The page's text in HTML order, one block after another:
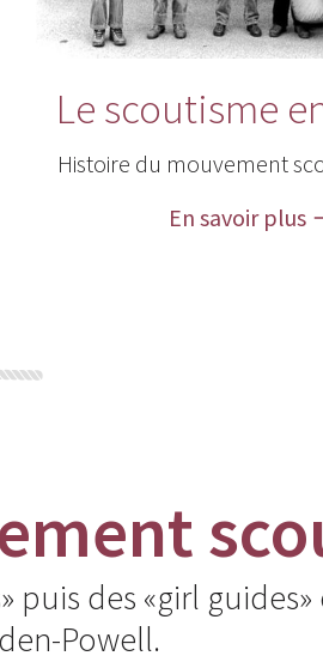
Le scoutisme
Histoire du mouvement
En savoir plus
puis des «girl guides»
Powell.